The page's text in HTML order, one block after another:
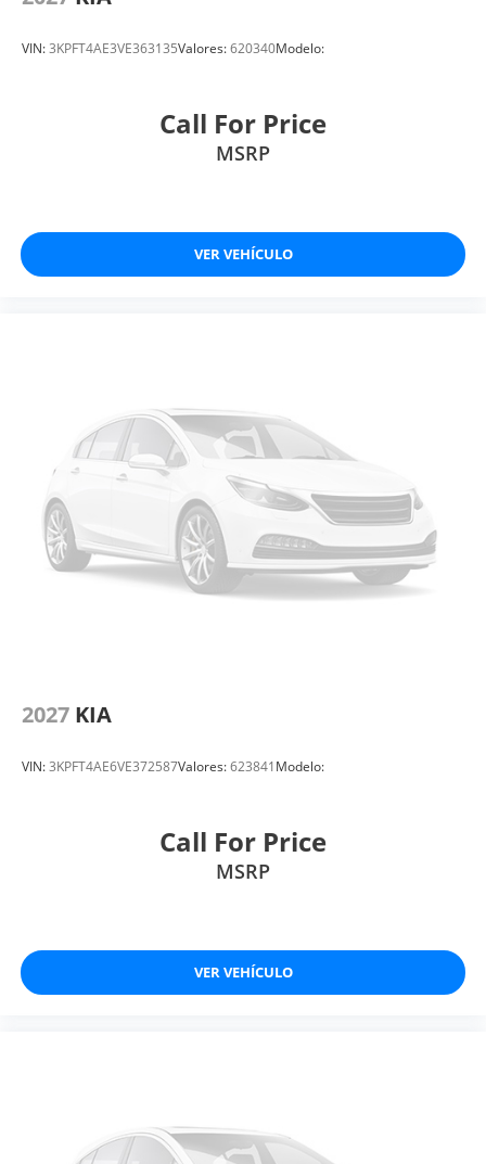
VIN:3KPFT4AE3VE363135Valores:620340Modelo:
Call For Price
MSRP
VER VEHÍCULO
2027 KIA
VIN:3KPFT4AE6VE372587Valores:623841Modelo:
Call For Price
MSRP
VER VEHÍCULO